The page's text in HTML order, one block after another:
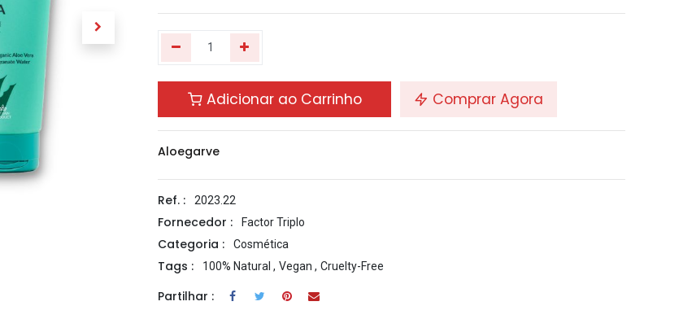
Adicionar ao Carrinho Comprar Agora
Aloegarve
Ref. : 2023.22
Fornecedor : Factor Triplo
Categoria : Cosmética
Tags : 100% Natural , Vegan , Cruelty-Free
Partilhar :